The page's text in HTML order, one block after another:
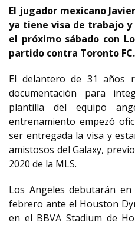
El jugador mexicano
ya tiene visa de trabajo
el próximo sábado con
partido contra Toronto FC.
El delantero de 31 años
documentación para
plantilla del equipo
entrenamiento empezó
ser entregada la visa y
amistosos del Galaxy,
2020 de la MLS.
Los Angeles debutarán
febrero ante el Houston
en el BBVA Stadium de